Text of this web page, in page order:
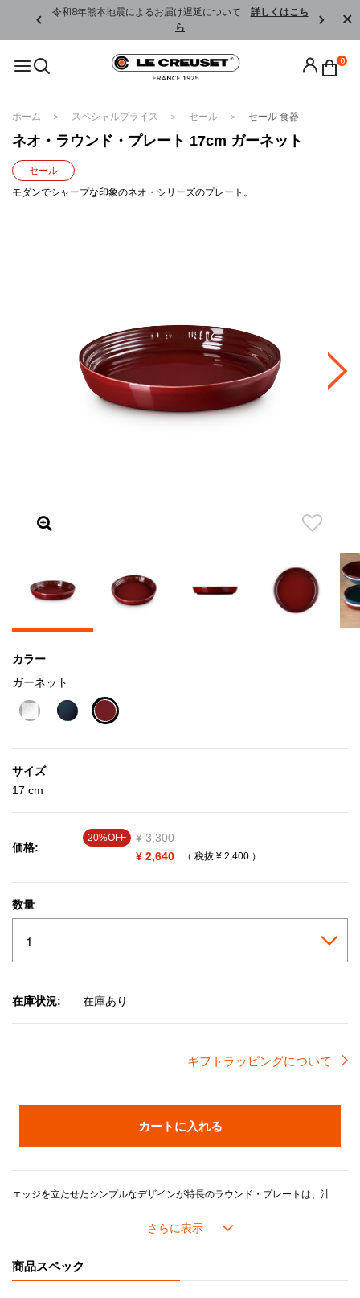
令和8年熊本地震によるお届け遅延について 詳しくはこち
ら
0
ホーム スペシャルプライス セール セール 食器
ネオ・ラウンド・プレート 17cm ガーネット
セール
モダンでシャープな印象のネオ・シリーズのプレート。
カラー
ガーネット
サイズ
17 cm
価格:
20%OFF Price reduced from
¥ 3,300to
¥ 2,640
（ 税抜 ¥ 2,400 ）
数量
在庫状況: 在庫あり
ギフトラッピングについて
カートに入れる
エッジを立たせたシンプルなデザインが特長のラウンド・プレートは、汁気のあるおかずやサラダなどもこぼれにくく、盛りつけられます。取り皿としてはもちろん、デザート皿としても使いやすいサイズです。
カラーは日本の伝統色をもとに、「アガべ（鉄紺）」「ホワイトラスター（月白）」「ガーネット（深蘇芳）」の３色展開で料理を美しく引き立てます。
商品スペック